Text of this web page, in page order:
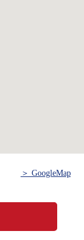
入算出空
推算出。※
(調查日:在
＞ GoogleMap